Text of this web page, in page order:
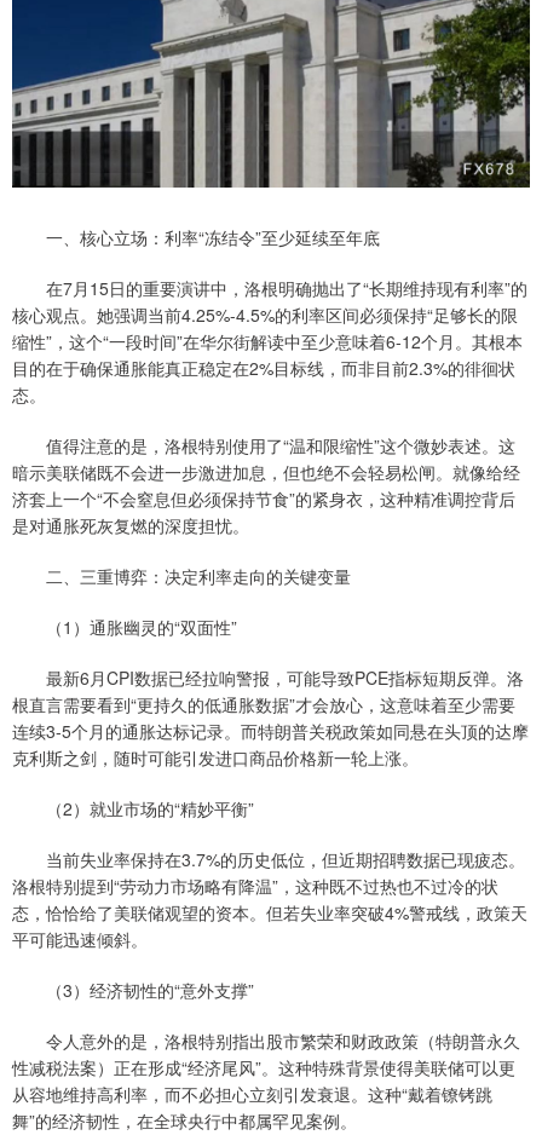
一、核心立场：利率“冻结令”至少延续至年底
在7月15日的重要演讲中，洛根明确抛出了“长期维持现有利率”的
核心观点。她强调当前4.25%-4.5%的利率区间必须保持“足够长的限
缩性”，这个“一段时间”在华尔街解读中至少意味着6-12个月。其根本
目的在于确保通胀能真正稳定在2%目标线，而非目前2.3%的徘徊状
态。
值得注意的是，洛根特别使用了“温和限缩性”这个微妙表述。这
暗示美联储既不会进一步激进加息，但也绝不会轻易松闸。就像给经
济套上一个“不会窒息但必须保持节食”的紧身衣，这种精准调控背后
是对通胀死灰复燃的深度担忧。
二、三重博弈：决定利率走向的关键变量
（1）通胀幽灵的“双面性”
最新6月CPI数据已经拉响警报，可能导致PCE指标短期反弹。洛
根直言需要看到“更持久的低通胀数据”才会放心，这意味着至少需要
连续3-5个月的通胀达标记录。而特朗普关税政策如同悬在头顶的达摩
克利斯之剑，随时可能引发进口商品价格新一轮上涨。
（2）就业市场的“精妙平衡”
当前失业率保持在3.7%的历史低位，但近期招聘数据已现疲态。
洛根特别提到“劳动力市场略有降温”，这种既不过热也不过冷的状
态，恰恰给了美联储观望的资本。但若失业率突破4%警戒线，政策天
平可能迅速倾斜。
（3）经济韧性的“意外支撑”
令人意外的是，洛根特别指出股市繁荣和财政政策（特朗普永久
性减税法案）正在形成“经济尾风”。这种特殊背景使得美联储可以更
从容地维持高利率，而不必担心立刻引发衰退。这种“戴着镣铐跳
舞”的经济韧性，在全球央行中都属罕见案例。